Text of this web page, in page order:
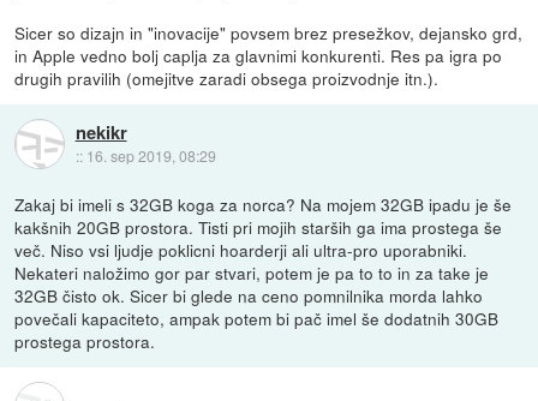
Sicer so dizajn in "inovacije" povsem brez presežkov, dejansko grd,
in Apple vedno bolj caplja za glavnimi konkurenti. Res pa igra po
drugih pravilih (omejitve zaradi obsega proizvodnje itn.).
nekikr
:: 16. sep 2019, 08:29
Zakaj bi imeli s 32GB koga za norca? Na mojem 32GB ipadu je še
kakšnih 20GB prostora. Tisti pri mojih starših ga ima prostega še
več. Niso vsi ljudje poklicni hoarderji ali ultra-pro uporabniki.
Nekateri naložimo gor par stvari, potem je pa to to in za take je
32GB čisto ok. Sicer bi glede na ceno pomnilnika morda lahko
povečali kapaciteto, ampak potem bi pač imel še dodatnih 30GB
prostega prostora.